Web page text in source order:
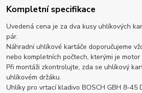
Kompletní specifikace
Uvedená cena je za dva kusy uhlíkových
pár.
Náhradní uhlíkové kartáče doporučujeme
nebo kompletních počtech, kterými je
Při montáži zkontrolujte, zda se uhlíkový
uhlíkovém držáku.
Uhlíky pro vrtací kladivo BOSCH GBH 8-45